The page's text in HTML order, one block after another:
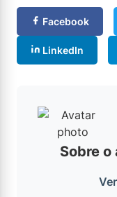
Facebook
LinkedIn
Sobre